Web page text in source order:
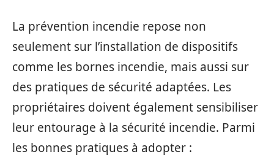
La prévention incendie repose non
seulement sur l’installation de dispositifs
comme les bornes incendie, mais aussi sur
des pratiques de sécurité adaptées. Les
propriétaires doivent également sensibiliser
leur entourage à la sécurité incendie. Parmi
les bonnes pratiques à adopter :